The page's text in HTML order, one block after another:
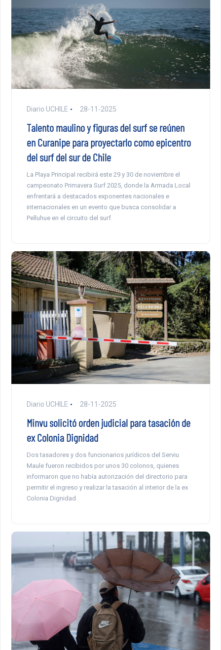
Diario UCHILE 28-11-2025
Talento maulino y figuras del surf se reúnen
en Curanipe para proyectarlo como epicentro
del surf del sur de Chile
La Playa Principal recibirá este 29 y 30 de noviembre el
campeonato Primavera Surf 2025, donde la Armada Local
enfrentará a destacados exponentes nacionales e
internacionales en un evento que busca consolidar a
Pelluhue en el circuito del surf.
Diario UCHILE 28-11-2025
Minvu solicitó orden judicial para tasación de
ex Colonia Dignidad
Dos tasadores y dos funcionarios jurídicos del Serviu
Maule fueron recibidos por unos 30 colonos, quienes
informaron que no había autorización del directorio para
permitir el ingreso y realizar la tasación al interior de la ex
Colonia Dignidad.